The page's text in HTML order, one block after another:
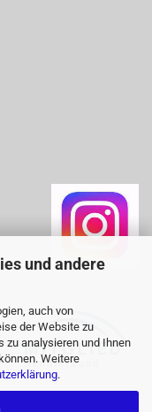
und andere
auch von
der Website zu
zu analysieren und Ihnen
Weitere
.